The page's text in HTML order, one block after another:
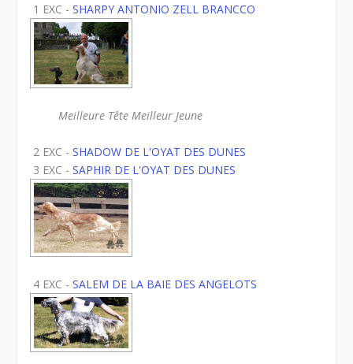
1 EXC -SHARPY ANTONIO ZELL BRANCCO
Meilleure Tête Meilleur Jeune
2 EXC -SHADOW DE L'OYAT DES DUNES
3 EXC -SAPHIR DE L'OYAT DES DUNES
4 EXC -SALEM DE LA BAIE DES ANGELOTS